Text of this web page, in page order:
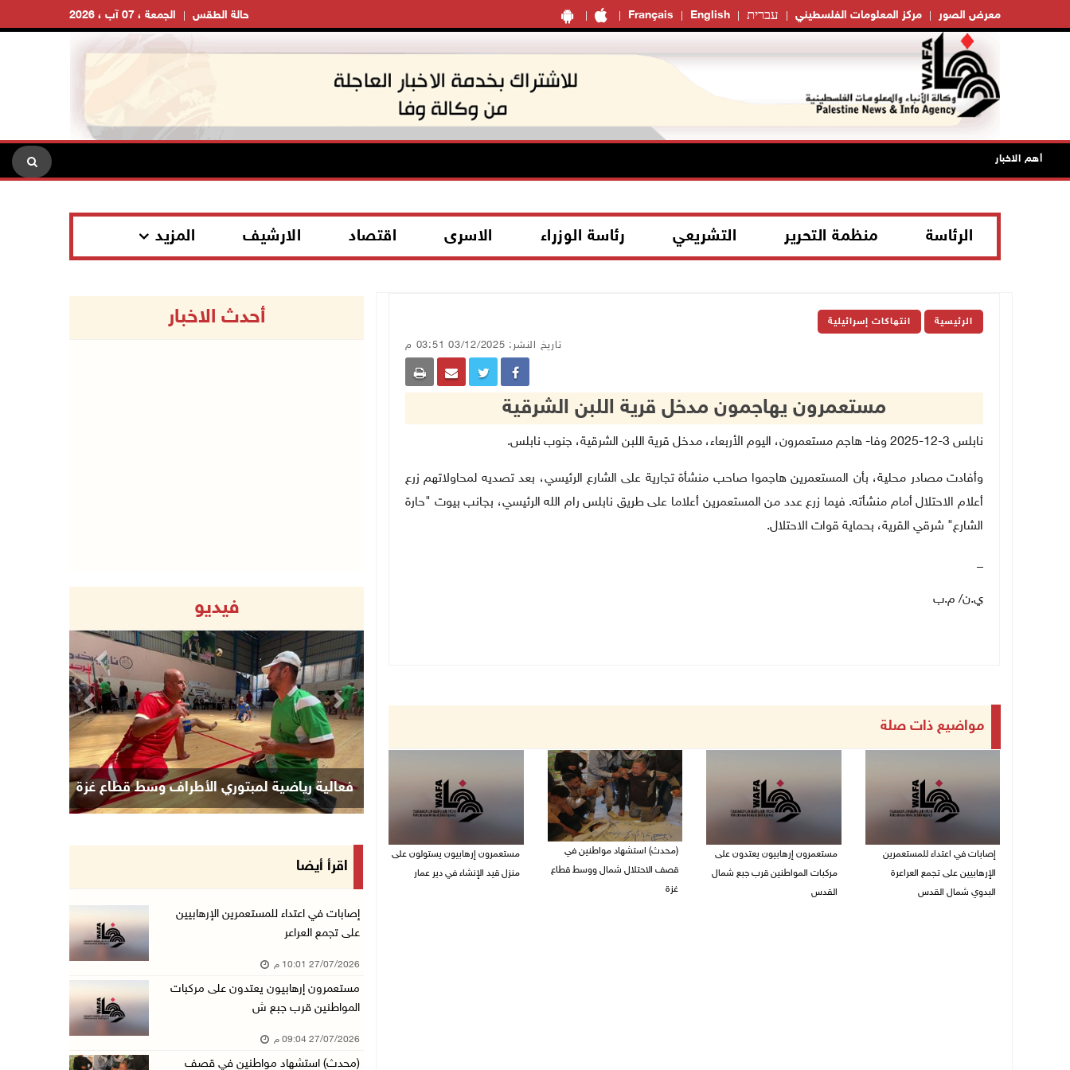
Français English עברית مركز المعلومات الفلسطيني معرض الصور الجمعة ، 07 آب ، 2026 حالة الطقس
أهم الاخبار
الرئاسة منظمة التحرير التشريعي رئاسة الوزراء الاسرى اقتصاد الارشيف المزيد
الرئيسية انتهاكات إسرائيلية
تاريخ النشر: 03/12/2025 03:51 م
مستعمرون يهاجمون مدخل قرية اللبن الشرقية
نابلس 3-12-2025 وفا- هاجم مستعمرون، اليوم الأربعاء، مدخل قرية اللبن الشرقية، جنوب نابلس.
وأفادت مصادر محلية، بأن المستعمرين هاجموا صاحب منشأة تجارية على الشارع الرئيسي، بعد تصديه لمحاولاتهم زرع
أعلام الاحتلال أمام منشأته. فيما زرع عدد من المستعمرين أعلاما على طريق نابلس رام الله الرئيسي، بجانب بيوت "حارة
الشارع" شرقي القرية، بحماية قوات الاحتلال.
_
ي.ن/ م.ب
مواضيع ذات صلة
إصابات في اعتداء للمستعمرين
الإرهابيين على تجمع العراعرة
البدوي شمال القدس
مستعمرون إرهابيون يعتدون على
مركبات المواطنين قرب جبع شمال
القدس
(محدث) استشهاد مواطنين في
قصف الاحتلال شمال ووسط قطاع
غزة
مستعمرون إرهابيون يستولون على
منزل قيد الإنشاء في دير عمار
أحدث الاخبار
فيديو
فعالية رياضية لمبتوري الأطراف وسط قطاع غزة
Previous Next
اقرأ أيضا
إصابات في اعتداء للمستعمرين الإرهابيين
على تجمع العراعر
27/07/2026 10:01 م
مستعمرون إرهابيون يعتدون على مركبات
المواطنين قرب جبع ش
27/07/2026 09:04 م
(محدث) استشهاد مواطنين في قصف